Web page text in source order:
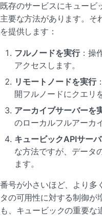
既存のサービスにキュービ
主要な方法があります。そ
を提供します：
フルノードを実行：操
アクセスします。
リモートノードを実行
開フルノードにクエリ
アーカイブサーバーを
のローカルフルアーカ
キュービックAPIサー
な方法ですが、データ
ます。
番号が小さいほど、より多
タの可用性に対する制御が
も、キュービックの重要な